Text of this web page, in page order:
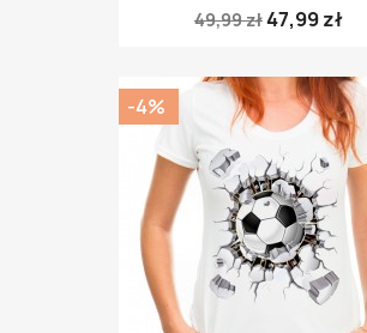
49,99 zł47,99 zł
-4%